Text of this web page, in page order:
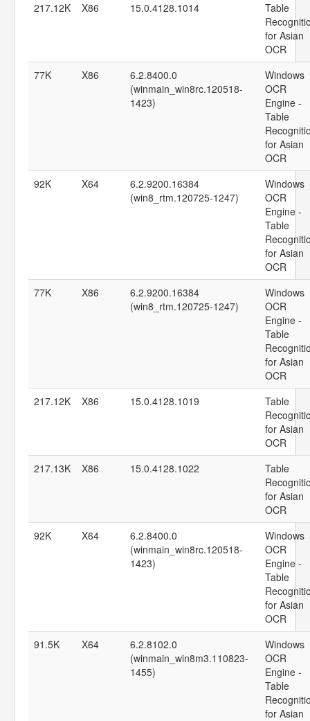
217.12K
X86 15.0.4128.1014
Table
for Asian
OCR
77K
X86
6.2.8400.0
(winmain_win8rc.120518-
1423)
Windows
OCR
Engine -
Table
for Asian
OCR
92K
X64
6.2.9200.16384
(win8_rtm.120725-1247)
Windows
OCR
Engine -
Table
for Asian
OCR
77K
X86
6.2.9200.16384
(win8_rtm.120725-1247)
Windows
OCR
Engine -
Table
for Asian
OCR
217.12K
X86 15.0.4128.1019
Table
for Asian
OCR
217.13K
X86 15.0.4128.1022
Table
for Asian
OCR
92K
X64
6.2.8400.0
(winmain_win8rc.120518-
1423)
Windows
OCR
Engine -
Table
for Asian
OCR
91.5K
X64
6.2.8102.0
(winmain_win8m3.110823-
1455)
Windows
OCR
Engine -
Table
for Asian